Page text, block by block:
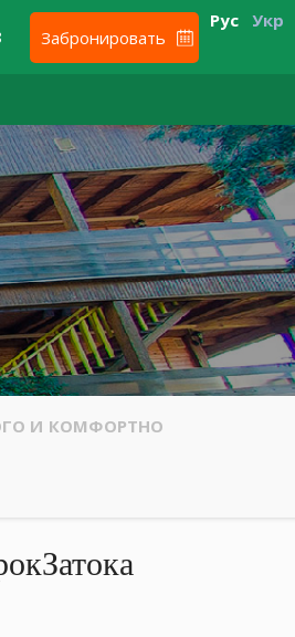
Забронировать
Рус Укр
И КОМФОРТНО